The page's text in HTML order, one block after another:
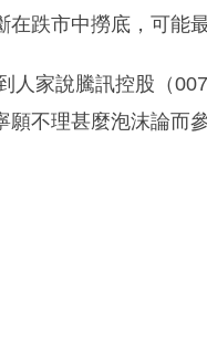
在跌市中撈底，可能
人家說騰訊控股（
願不理甚麼泡沫論而參